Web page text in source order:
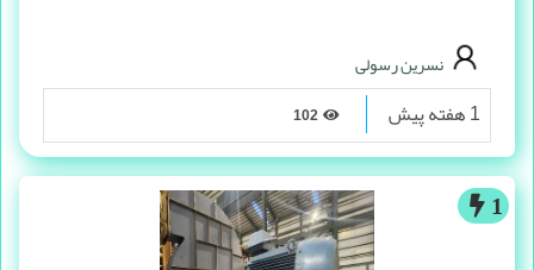
نسرین رسولی
1 هفته پیش
1